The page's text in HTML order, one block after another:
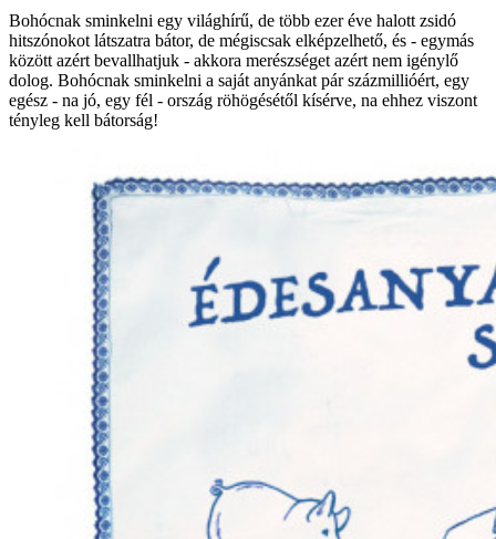
Bohócnak sminkelni egy világhírű, de több ezer éve halott zsidó
hitszónokot látszatra bátor, de mégiscsak elképzelhető, és - egymás
között azért bevallhatjuk - akkora merészséget azért nem igénylő
dolog. Bohócnak sminkelni a saját anyánkat pár százmillióért, egy
egész - na jó, egy fél - ország röhögésétől kísérve, na ehhez viszont
tényleg kell bátorság!